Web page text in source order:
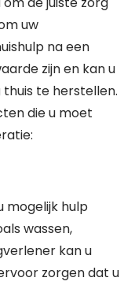
uw
na een
zijn en kan u
te herstellen.
die u moet
mogelijk hulp
wassen,
kan u
zorgen dat u